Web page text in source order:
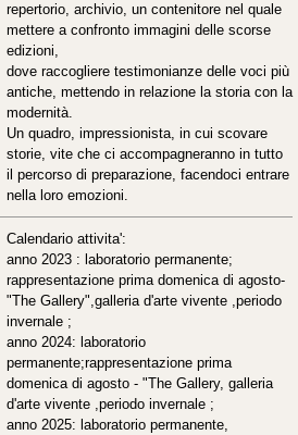
repertorio, archivio, un contenitore nel quale
mettere a confronto immagini delle scorse
edizioni,
dove raccogliere testimonianze delle voci più
antiche, mettendo in relazione la storia con la
modernità.
Un quadro, impressionista, in cui scovare
storie, vite che ci accompagneranno in tutto
il percorso di preparazione, facendoci entrare
nella loro emozioni.
Calendario attivita':
anno 2023 : laboratorio permanente;
rappresentazione prima domenica di agosto-
"The Gallery",galleria d'arte vivente ,periodo
invernale ;
anno 2024: laboratorio
permanente;rappresentazione prima
domenica di agosto - "The Gallery, galleria
d'arte vivente ,periodo invernale ;
anno 2025: laboratorio permanente,